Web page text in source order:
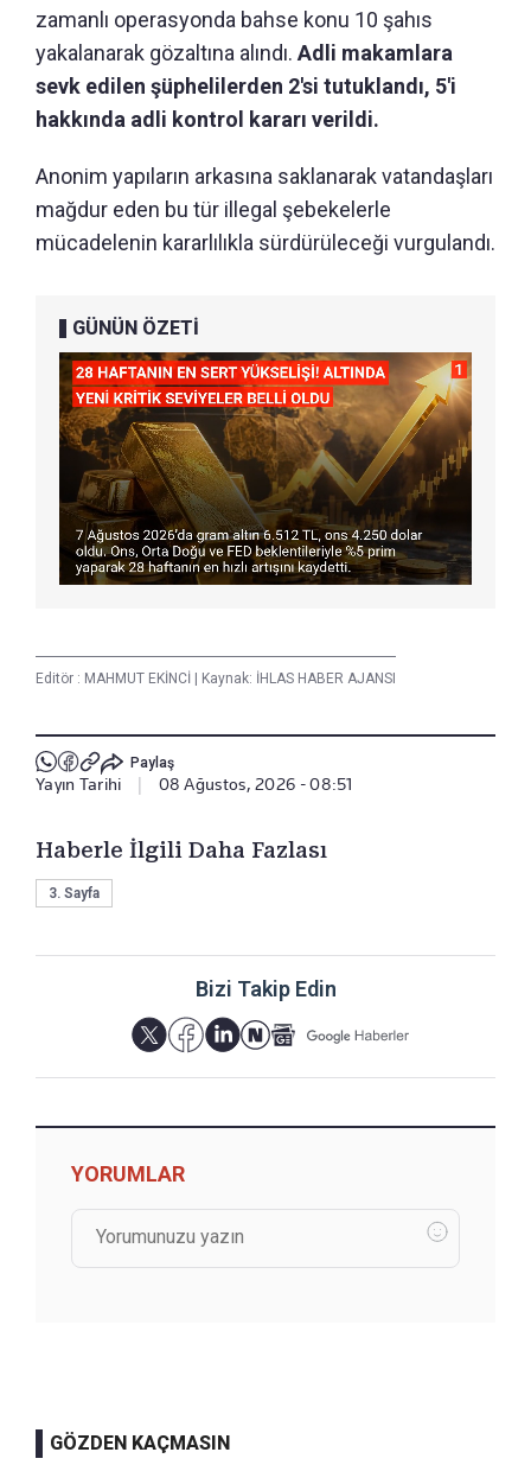
zamanlı operasyonda bahse konu 10 şahıs
yakalanarak gözaltına alındı. Adli makamlara
sevk edilen şüphelilerden 2'si tutuklandı, 5'i
hakkında adli kontrol kararı verildi.
Anonim yapıların arkasına saklanarak vatandaşları
mağdur eden bu tür illegal şebekelerle
mücadelenin kararlılıkla sürdürüleceği vurgulandı.
GÜNÜN ÖZETİ
Editör : MAHMUT EKİNCİ | Kaynak: İHLAS HABER AJANSI
Paylaş
Yayın Tarihi 08 Ağustos, 2026 - 08:51
Haberle İlgili Daha Fazlası
3. Sayfa
Bizi Takip Edin
YORUMLAR
GÖZDEN KAÇMASIN